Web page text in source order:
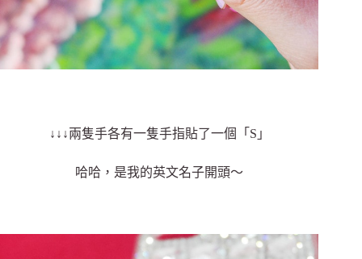
↓↓↓兩隻手各有一隻手指貼了一個「S」
哈哈，是我的英文名子開頭～